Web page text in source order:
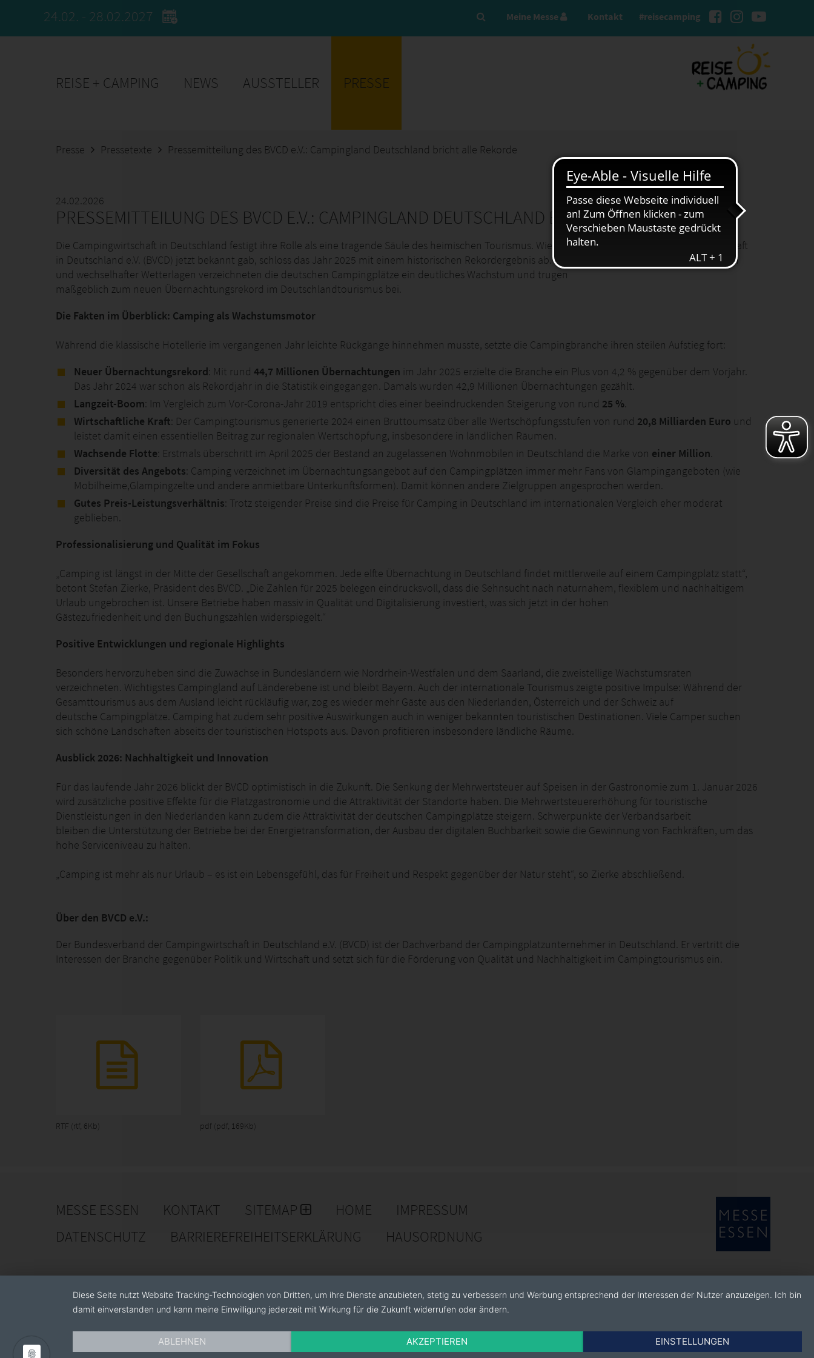
24.02. - 28.02.2027 #reisecamping
Meine Messe Kontakt
REISE + CAMPING NEWS AUSSTELLER PRESSE
Presse Pressetexte Pressemitteilung des BVCD e.V.: Campingland Deutschland bricht alle Rekorde
24.02.2026
PRESSEMITTEILUNG DES BVCD E.V.: CAMPINGLAND DEUTSCHLAND BRICHT ALLE REKORDE
Die Campingwirtschaft in Deutschland festigt ihre Rolle als eine tragende Säule des heimischen Tourismus. Wie der Bundesverband der Campingwirtschaft
in Deutschland e.V. (BVCD) jetzt bekannt gab, schloss das Jahr 2025 mit einem historischen Rekordergebnis ab. Trotz wirtschaftlicher Herausforderungen
und wechselhafter Wetterlagen verzeichneten die deutschen Campingplätze ein deutliches Wachstum und trugen
maßgeblich zum neuen Übernachtungsrekord im Deutschlandtourismus bei.
Die Fakten im Überblick: Camping als Wachstumsmotor
Während die klassische Hotellerie im vergangenen Jahr leichte Rückgänge hinnehmen musste, setzte die Campingbranche ihren steilen Aufstieg fort:
Neuer Übernachtungsrekord : Mit rund 44,7 Millionen Übernachtungen im Jahr 2025 erzielte die Branche ein Plus von 4,2 % gegenüber dem Vorjahr.
Das Jahr 2024 war schon als Rekordjahr in die Statistik eingegangen. Damals wurden 42,9 Millionen Übernachtungen gezählt.
Langzeit-Boom : Im Vergleich zum Vor-Corona-Jahr 2019 entspricht dies einer beeindruckenden Steigerung von rund 25 %
Wirtschaftliche Kraft : Der Campingtourismus generierte 2024 einen Bruttoumsatz über alle Wertschöpfungsstufen von rund 20,8 Milliarden Euro und
leistet damit einen essentiellen Beitrag zur regionalen Wertschöpfung, insbesondere in ländlichen Räumen.
Wachsende Flotte : Erstmals überschritt im April 2025 der Bestand an zugelassenen Wohnmobilen in Deutschland die Marke von einer Million
Diversität des Angebots : Camping verzeichnet im Übernachtungsangebot auf den Campingplätzen immer mehr Fans von Glampingangeboten (wie
Mobilheime,Glampingzelte und andere anmietbare Unterkunftsformen). Damit können andere Zielgruppen angesprochen werden.
Gutes Preis-Leistungsverhältnis : Trotz steigender Preise sind die Preise für Camping in Deutschland im internationalen Vergleich eher moderat
geblieben.
Professionalisierung und Qualität im Fokus
„Camping ist längst in der Mitte der Gesellschaft angekommen. Jede elfte Übernachtung in Deutschland findet mittlerweile auf einem Campingplatz statt“,
betont Stefan Zierke, Präsident des BVCD. „Die Zahlen für 2025 belegen eindrucksvoll, dass die Sehnsucht nach naturnahem, flexiblem und nachhaltigem
Urlaub ungebrochen ist. Unsere Betriebe haben massiv in Qualität und Digitalisierung investiert, was sich jetzt in der hohen
Gästezufriedenheit und den Buchungszahlen widerspiegelt.“
Positive Entwicklungen und regionale Highlights
Besonders hervorzuheben sind die Zuwächse in Bundesländern wie Nordrhein-Westfalen und dem Saarland, die zweistellige Wachstumsraten
verzeichneten. Wichtigstes Campingland auf Länderebene ist und bleibt Bayern. Auch der internationale Tourismus zeigte positive Impulse: Während der
Gesamttourismus aus dem Ausland leicht rückläufig war, zog es wieder mehr Gäste aus den Niederlanden, Österreich und der Schweiz auf
deutsche Campingplätze. Camping hat zudem sehr positive Auswirkungen auch in weniger bekannten touristischen Destinationen. Viele Camper suchen
sich schöne Landschaften abseits der touristischen Hotspots aus. Davon profitieren insbesondere ländliche Räume.
Ausblick 2026: Nachhaltigkeit und Innovation
Für das laufende Jahr 2026 blickt der BVCD optimistisch in die Zukunft. Die Senkung der Mehrwertsteuer auf Speisen in der Gastronomie zum 1. Januar 2026
wird zusätzliche positive Effekte für die Platzgastronomie und die Attraktivität der Standorte haben. Die Mehrwertsteuererhöhung für touristische
Dienstleistungen in den Niederlanden kann zudem die Attraktivität der deutschen Campingplätze steigern. Schwerpunkte der Verbandsarbeit
bleiben die Unterstützung der Betriebe bei der Energietransformation, der Ausbau der digitalen Buchbarkeit sowie die Gewinnung von Fachkräften, um das
hohe Serviceniveau zu halten.
„Camping ist mehr als nur Urlaub – es ist ein Lebensgefühl, das für Freiheit und Respekt gegenüber der Natur steht“, so Zierke abschließend.
Über den BVCD e.V.:
Der Bundesverband der Campingwirtschaft in Deutschland e.V. (BVCD) ist der Dachverband der Campingplatzunternehmer in Deutschland. Er vertritt die
Interessen der Branche gegenüber Politik und Wirtschaft und setzt sich für die Förderung von Qualität und Nachhaltigkeit im Campingtourismus ein.
RTF (rtf, 6Kb) pdf (pdf, 169Kb)
MESSE ESSEN KONTAKT SITEMAP HOME
IMPRESSUM
DATENSCHUTZ
BARRIEREFREIHEITSERKLÄRUNG HAUSORDNUNG
Diese Seite nutzt Website Tracking-Technologien von Dritten, um ihre Dienste anzubieten, stetig zu verbessern und Werbung entsprechend der Interessen der Nutzer anzuzeigen. Ich bin
damit einverstanden und kann meine Einwilligung jederzeit mit Wirkung für die Zukunft widerrufen oder ändern.
ABLEHNEN AKZEPTIEREN EINSTELLUNGEN